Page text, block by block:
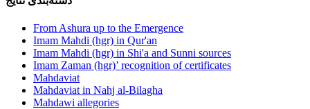
From Ashura up to the Emergence
Imam Mahdi (hgr) in Qur'an
Imam Mahdi (hgr) in Shi'a and Sunni sources
Imam Zaman (hgr)’ recognition of certificates
Mahdaviat
Mahdaviat in Nahj al-Bilagha
Mahdawi allegories